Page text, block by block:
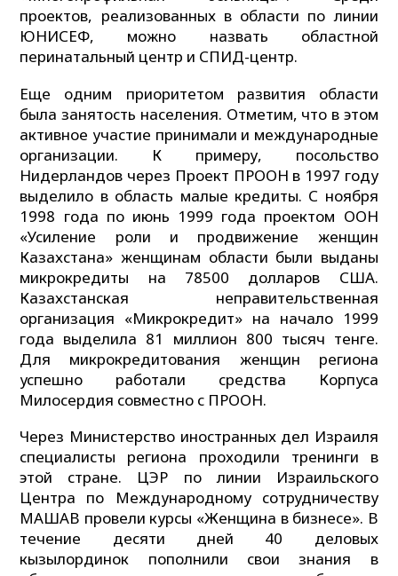
проектов, реализованных в области по линии
ЮНИСЕФ, можно назвать областной
перинатальный центр и СПИД-центр.
Еще одним приоритетом развития области
была занятость населения. Отметим, что в этом
активное участие принимали и международные
организации. К примеру, посольство
Нидерландов через Проект ПРООН в 1997 году
выделило в область малые кредиты. С ноября
1998 года по июнь 1999 года проектом ООН
«Усиление роли и продвижение женщин
Казахстана» женщинам области были выданы
микрокредиты на 78500 долларов США.
Казахстанская неправительственная
организация «Микрокредит» на начало 1999
года выделила 81 миллион 800 тысяч тенге.
Для микрокредитования женщин региона
успешно работали средства Корпуса
Милосердия совместно с ПРООН.
Через Министерство иностранных дел Израиля
специалисты региона проходили тренинги в
этой стране. ЦЭР по линии Израильского
Центра по Международному сотрудничеству
МАШАВ провели курсы «Женщина в бизнесе». В
течение десяти дней 40 деловых
кызылординок пополнили свои знания в